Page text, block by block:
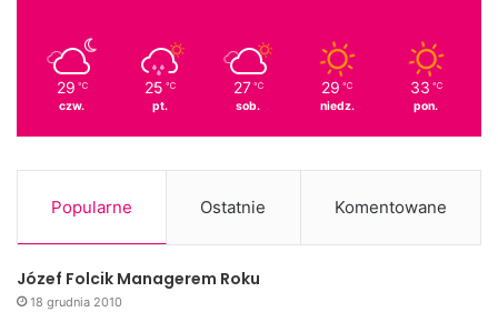
29 ℃
czw.
25 ℃
pt.
27 ℃
sob.
29 ℃
niedz.
33 ℃
pon.
Popularne Ostatnie Komentowane
Józef Folcik Managerem Roku
18 grudnia 2010